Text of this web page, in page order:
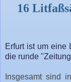
16
Erfurt ist um eine
die runde
Insgesamt sind